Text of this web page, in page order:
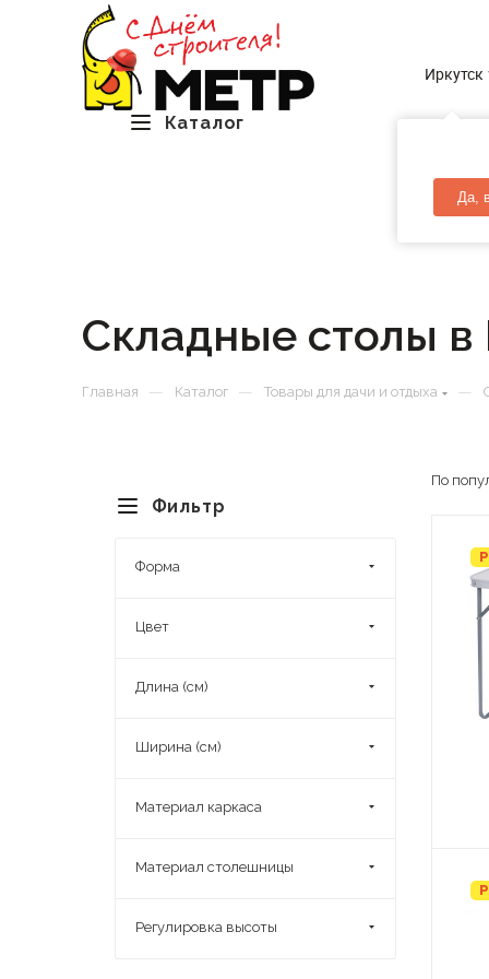
Каталог
Иркутск
Да,
Складные столы в
Главная — Каталог — Товары для дачи и отдыха —
По
Фильтр
Форма
Цвет
Длина (см)
Ширина (см)
Материал каркаса
Материал столешницы
Регулировка высоты